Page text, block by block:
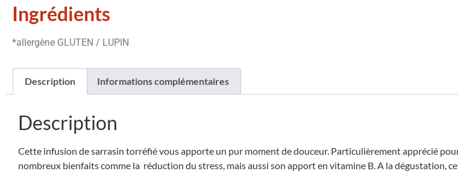
Ingrédients
*allergène GLUTEN / LUPIN
Description Informations complémentaires
Description
Cette infusion de sarrasin torréfié vous apporte un pur moment de douceur. Particulièrement apprécié
nombreux bienfaits comme la réduction du stress, mais aussi son apport en vitamine B. A la dégustation,